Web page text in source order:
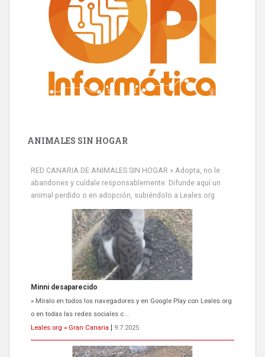
ANIMALES SIN HOGAR
RED CANARIA DE ANIMALES SIN HOGAR » Adopta, no le
abandones y cuídale responsablemente. Difunde aquí un
animal perdido o en adopción, subiéndolo a Leales.org
Minni desaparecido
» Míralo en todos los navegadores y en Google Play con Leales.org
o en todas las redes sociales c...
Leales.org » Gran Canaria | 9.7.2025